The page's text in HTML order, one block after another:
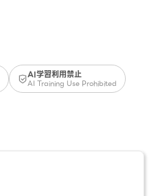
AI学習利用禁止
AI Training Use Prohibited